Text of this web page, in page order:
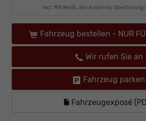
incl. 19% MwSt., den Kosten für Überführung
Fahrzeug bestellen - NUR
Wir rufen Sie an
Fahrzeug parken
Fahrzeugexposé